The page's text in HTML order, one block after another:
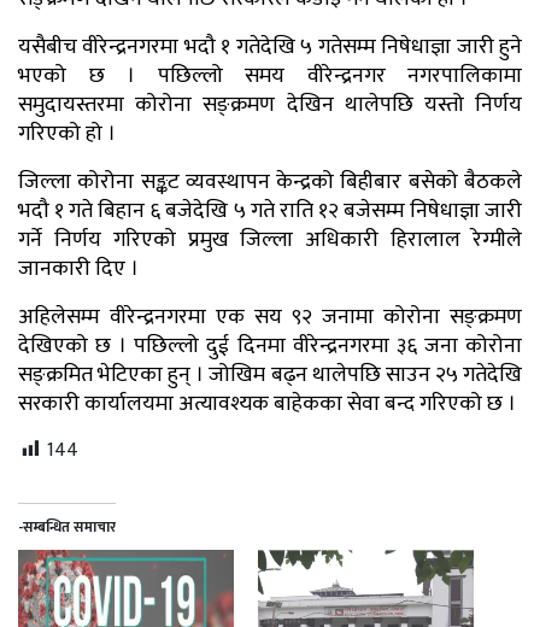
यसैबीच वीरेन्द्रनगरमा भदौ १ गतेदेखि ५ गतेसम्म निषेधाज्ञा जारी हुने
भएको छ । पछिल्लो समय वीरेन्द्रनगर नगरपालिकामा
समुदायस्तरमा कोरोना सङ्क्रमण देखिन थालेपछि यस्तो निर्णय
गरिएको हो ।
जिल्ला कोरोना सङ्कट व्यवस्थापन केन्द्रको बिहीबार बसेको बैठकले
भदौ १ गते बिहान ६ बजेदेखि ५ गते राति १२ बजेसम्म निषेधाज्ञा जारी
गर्ने निर्णय गरिएको प्रमुख जिल्ला अधिकारी हिरालाल रेग्मीले
जानकारी दिए ।
अहिलेसम्म वीरेन्द्रनगरमा एक सय ९२ जनामा कोरोना सङ्क्रमण
देखिएको छ । पछिल्लो दुई दिनमा वीरेन्द्रनगरमा ३६ जना कोरोना
सङ्क्रमित भेटिएका हुन् । जोखिम बढ्न थालेपछि साउन २५ गतेदेखि
सरकारी कार्यालयमा अत्यावश्यक बाहेकका सेवा बन्द गरिएको छ ।
144
-सम्बन्धित समाचार